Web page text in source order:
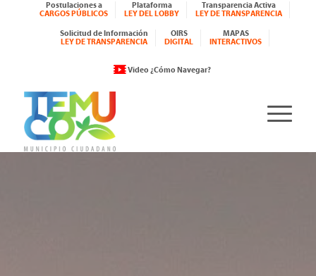
Postulaciones a
CARGOS PÚBLICOS
Plataforma
LEY DEL LOBBY
Transparencia Activa
LEY DE TRANSPARENCIA
Solicitud de Información
LEY DE TRANSPARENCIA
OIRS
DIGITAL
MAPAS
INTERACTIVOS
Video ¿Cómo Navegar?